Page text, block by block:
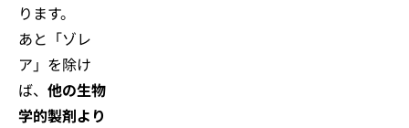
ります。
あと「ゾレ
ア」を除け
ば、 他の生物
学的製剤より